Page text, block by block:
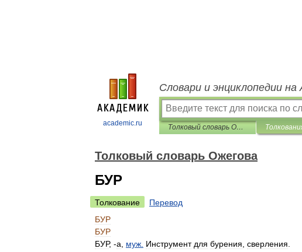
academic.ru
Словари и энциклопедии на
Толковый словарь Ожегова
Толковый словарь Ожегова
БУР
Толкование
Перевод
БУР
БУР
БУР, -а муж Инструмент для бурения сверления